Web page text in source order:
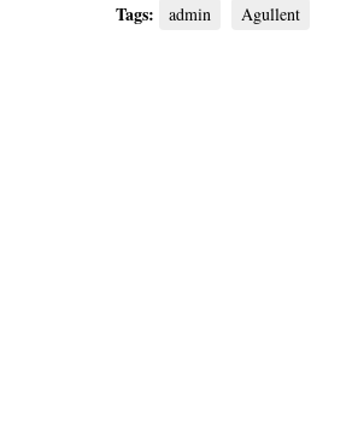
Tags: admin Agullent